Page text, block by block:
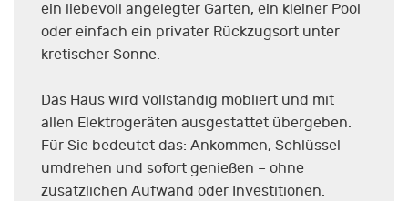
ein liebevoll angelegter Garten, ein kleiner Pool
oder einfach ein privater Rückzugsort unter
kretischer Sonne.
Das Haus wird vollständig möbliert und mit
allen Elektrogeräten ausgestattet übergeben.
Für Sie bedeutet das: Ankommen, Schlüssel
umdrehen und sofort genießen – ohne
zusätzlichen Aufwand oder Investitionen.